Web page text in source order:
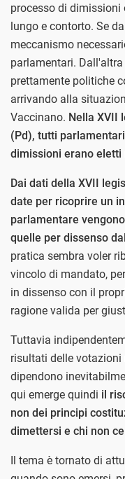
processo di
lungo e contorto. Se
meccanismo
parlamentari.
prettamente politiche
arrivando alla
Vaccinano. Nella XVII
(Pd), tutti
dimissioni erano eletti
Dai dati della XVII
date per ricoprire un
parlamentare
quelle per dissenso
pratica sembra voler
vincolo di mandato,
in dissenso con il
ragione valida per
Tuttavia
risultati delle votazioni
dipendono
qui emerge quindi il
non dei principi
dimettersi e chi non ce
Il tema è tornato di